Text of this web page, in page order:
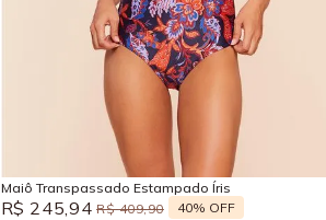
M G
Adicionar na sacola
Maiô Transpassado Estampado Íris
R$ 245 94 R$ 409,90 40% OFF